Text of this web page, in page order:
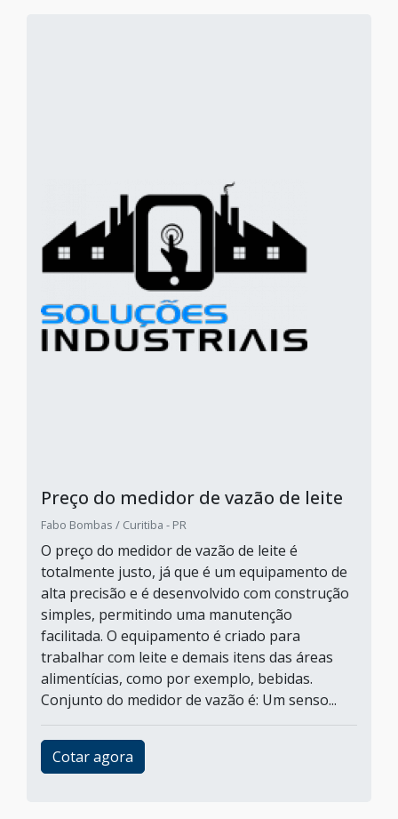
Preço do medidor de vazão de leite
Fabo Bombas / Curitiba - PR
O preço do medidor de vazão de leite é
totalmente justo, já que é um equipamento de
alta precisão e é desenvolvido com construção
simples, permitindo uma manutenção
facilitada. O equipamento é criado para
trabalhar com leite e demais itens das áreas
alimentícias, como por exemplo, bebidas.
Conjunto do medidor de vazão é: Um senso...
Cotar agora